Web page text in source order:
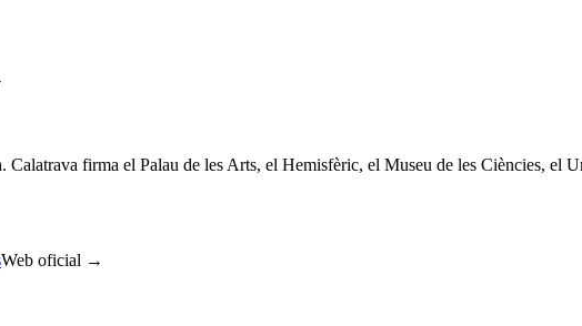
Calatrava firma el Palau de les Arts, el Hemisfèric, el Museu de les Ciències, el
Web oficial →